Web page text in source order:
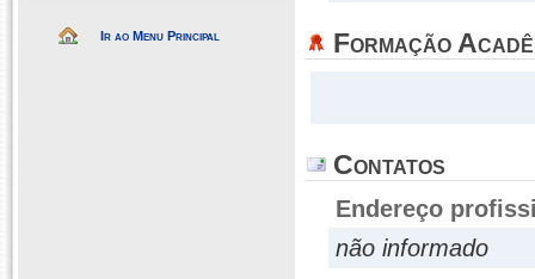
Ir ao Menu Principal Formação
Contatos
Endereço
não informado